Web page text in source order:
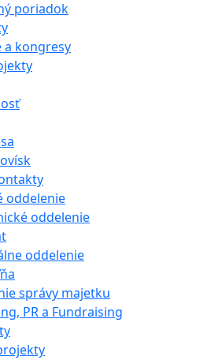
poriadok
a kongresy
oddelenie
oddelenie
oddelenie
správy majetku
PR a Fundraising